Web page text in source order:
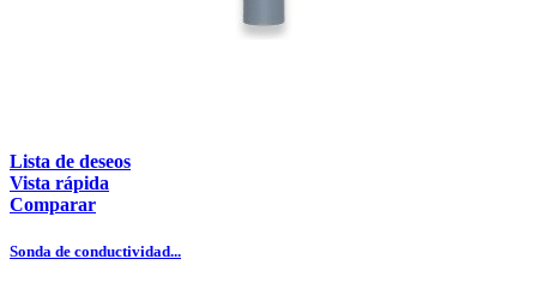
Lista de deseos
Vista rápida
Comparar
Sonda de conductividad...